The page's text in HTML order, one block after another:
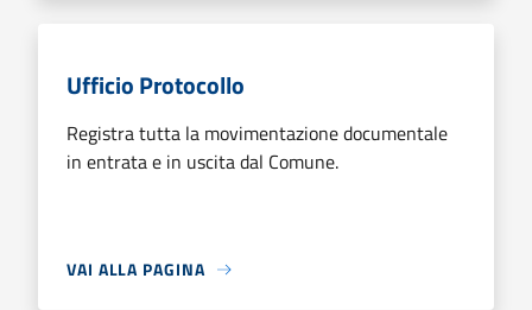
Ufficio Protocollo
Registra tutta la movimentazione documentale
in entrata e in uscita dal Comune.
VAI ALLA PAGINA